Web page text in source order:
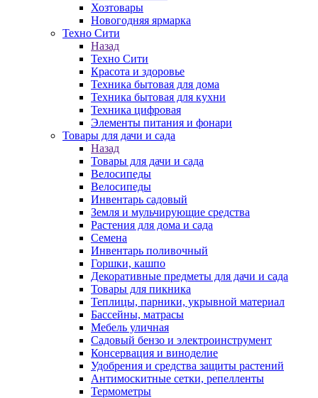
Хозтовары
Новогодняя ярмарка
Техно Сити
Назад
Техно Сити
Красота и здоровье
Техника бытовая для дома
Техника бытовая для кухни
Техника цифровая
Элементы питания и фонари
Товары для дачи и сада
Назад
Товары для дачи и сада
Велосипеды
Велосипеды
Инвентарь садовый
Земля и мульчирующие средства
Растения для дома и сада
Семена
Инвентарь поливочный
Горшки, кашпо
Декоративные предметы для дачи и сада
Товары для пикника
Теплицы, парники, укрывной материал
Бассейны, матрасы
Мебель уличная
Садовый бензо и электроинструмент
Консервация и виноделие
Удобрения и средства защиты растений
Антимоскитные сетки, репелленты
Термометры